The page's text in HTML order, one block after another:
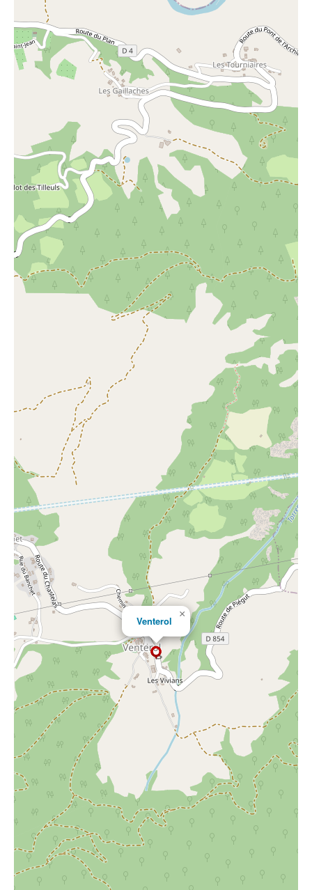
Venterol
×